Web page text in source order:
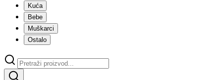
Kuća
Bebe
Muškarci
Ostalo